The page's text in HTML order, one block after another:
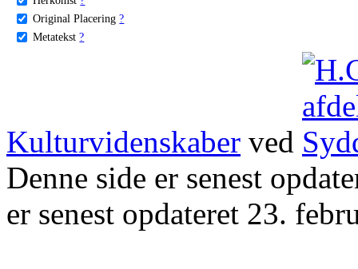
Original Placering ?
Metatekst ?
Kulturvidenskaber ved
Denne side er senest
er senest opdateret 23.